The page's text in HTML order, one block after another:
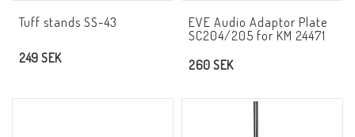
Lägg till i favoritlistan
Tuff stands SS-43
249 SEK
EVE Audio Adaptor Plate
SC204/205 for KM 24471
260 SEK